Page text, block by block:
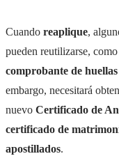
Cuando reaplique,
pueden reutilizarse, como
comprobante de
embargo, necesitará
nuevo Certificado de
certificado de
apostillados.